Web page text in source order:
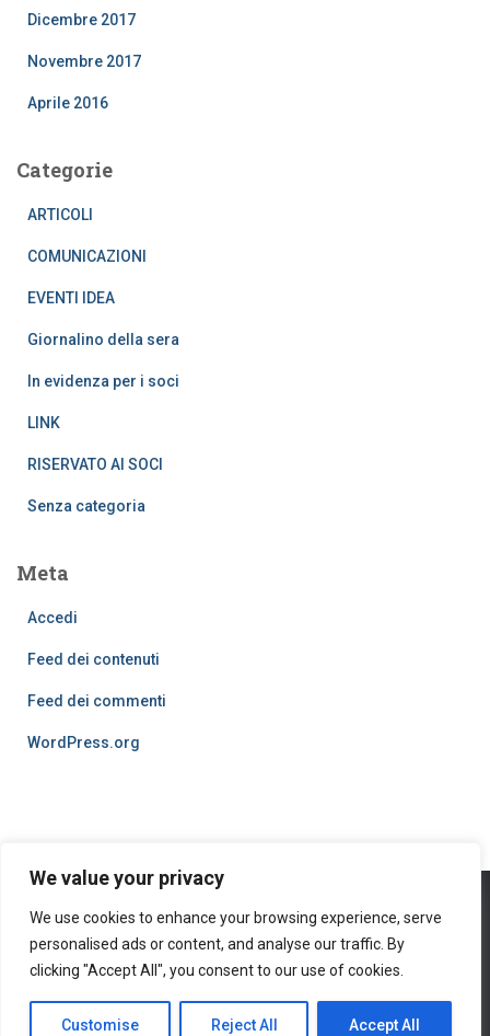
We value your privacy
We use cookies to enhance your browsing experience, serve
personalised ads or content, and analyse our traffic. By
clicking "Accept All", you consent to our use of cookies.
Customise Reject All Accept All
Dicembre 2017
Novembre 2017
Aprile 2016
Categorie
ARTICOLI
COMUNICAZIONI
EVENTI IDEA
Giornalino della sera
In evidenza per i soci
LINK
RISERVATO AI SOCI
Senza categoria
Meta
Accedi
Feed dei contenuti
Feed dei commenti
WordPress.org
PRIVACY POLICY COOKIES
© 2016
Hestia | Developed by ThemeIsle